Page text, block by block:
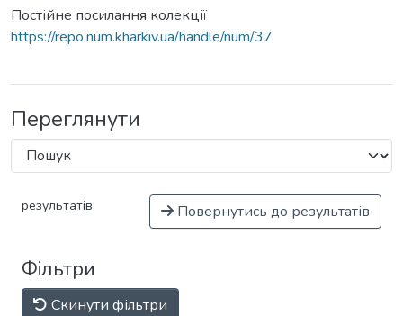
Постійне посилання колекції
https://repo.num.kharkiv.ua/handle/num/37
Переглянути
результатів Повернутись до результатів
Фільтри
Скинути фільтри